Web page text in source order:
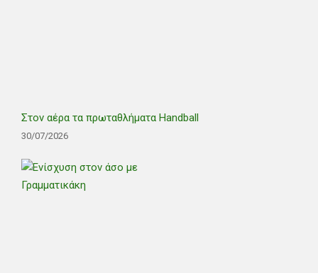
Στον αέρα τα πρωταθλήματα Handball
30/07/2026